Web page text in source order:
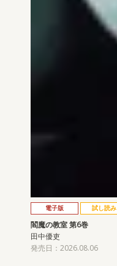
電子版 試し読み
閻魔の教室 第6巻
田中優吏
発売日：2026.08.06